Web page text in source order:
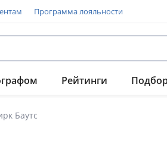
Программа лояльности
Рейтинги
Баутс